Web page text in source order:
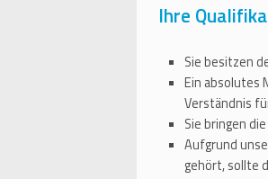
Ihre
Sie besitzen
Ein absolutes
Verständnis
Sie bringen
Aufgrund
gehört, sollte